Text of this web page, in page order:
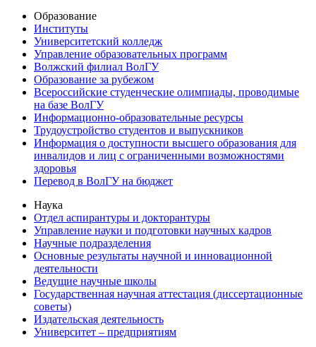
Образование
Институты
Университетский колледж
Управление образовательных программ
Волжский филиал ВолГУ
Образование за рубежом
Всероссийские студенческие олимпиады, проводимые
на базе ВолГУ
Информационно-образовательные ресурсы
Трудоустройство студентов и выпускников
Информация о доступности высшего образования для
инвалидов и лиц с ограниченными возможностями
здоровья
Перевод в ВолГУ на бюджет
Наука
Отдел аспирантуры и докторантуры
Управление науки и подготовки научных кадров
Научные подразделения
Основные результаты научной и инновационной
деятельности
Ведущие научные школы
Государственная научная аттестация (диссертационные
советы)
Издательская деятельность
Университет – предприятиям